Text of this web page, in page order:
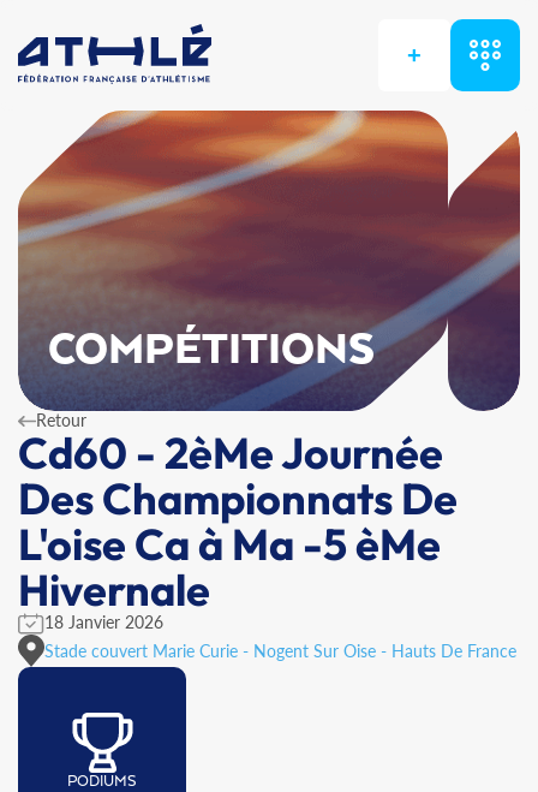
+
COMPÉTITIONS
Retour
Cd60 - 2èMe Journée
Des Championnats De
L'oise Ca à Ma -5 èMe
Hivernale
18 Janvier 2026
Stade couvert Marie Curie - Nogent Sur Oise - Hauts De France
PODIUMS